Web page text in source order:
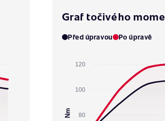
Graf točivého
Před úpravou Po úpravě
120
100
80
Nm